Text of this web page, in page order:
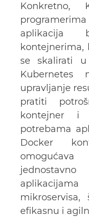
Konkretno,
aplikacija
se skalirati u
Kubernetes
upravljanje
pratiti
kontejner i
potrebama
Docker
efikasnu i